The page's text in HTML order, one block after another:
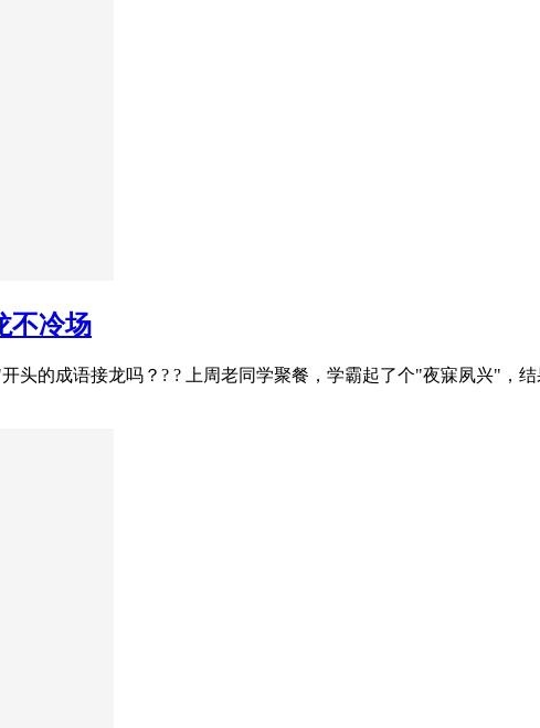
不冷场
头的成语接龙吗？? ? 上周老同学聚餐，学霸起了个"夜寐夙兴"，